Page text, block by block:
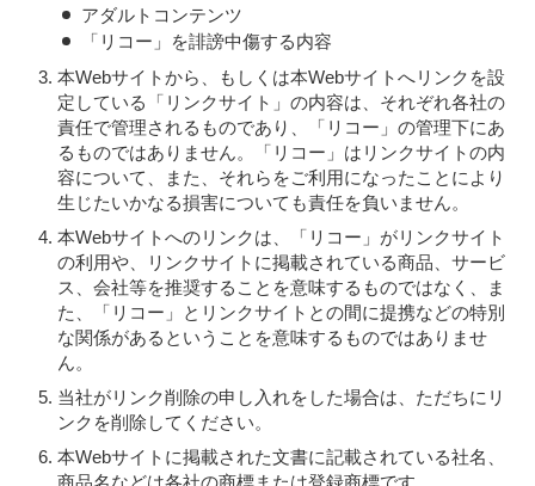
アダルトコンテンツ
「リコー」を誹謗中傷する内容
本Webサイトから、もしくは本Webサイトへリンクを設
定している「リンクサイト」の内容は、それぞれ各社の
責任で管理されるものであり、「リコー」の管理下にあ
るものではありません。「リコー」はリンクサイトの内
容について、また、それらをご利用になったことにより
生じたいかなる損害についても責任を負いません。
本Webサイトへのリンクは、「リコー」がリンクサイト
の利用や、リンクサイトに掲載されている商品、サービ
ス、会社等を推奨することを意味するものではなく、ま
た、「リコー」とリンクサイトとの間に提携などの特別
な関係があるということを意味するものではありませ
ん。
当社がリンク削除の申し入れをした場合は、ただちにリ
ンクを削除してください。
本Webサイトに掲載された文書に記載されている社名、
商品名などは各社の商標または登録商標です。